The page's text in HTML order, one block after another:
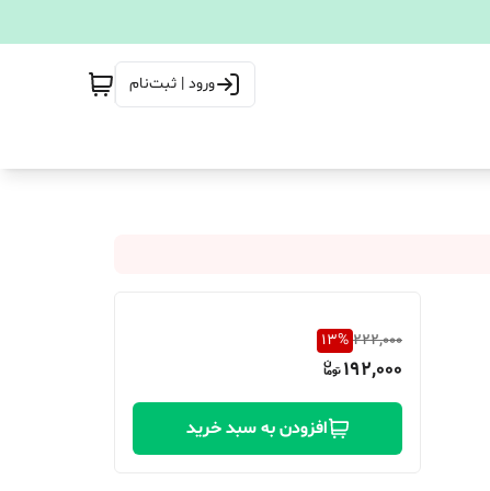
ورود | ثبت‌نام
222,000
13%
192,000
افزودن به سبد خرید